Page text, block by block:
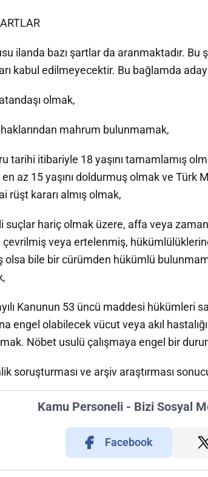
ilanda bazı şartlar da aranmaktadır. Bu
kabul edilmeyecektir. Bu bağlamda
olmak,
mahrum bulunmamak,
tarihi itibariyle 18 yaşını tamamlamış
az 15 yaşını doldurmuş olmak ve Türk
rüşt kararı almış olmak,
suçlar hariç olmak üzere, affa veya zaman
çevrilmiş veya ertelenmiş,
olsa bile bir cürümden hükümlü
Kanunun 53 üncü maddesi hükümleri
engel olabilecek vücut veya akıl
Nöbet usulü çalışmaya engel bir
soruşturması ve arşiv araştırması
Kamu Personeli - Bizi Sosyal
Facebook